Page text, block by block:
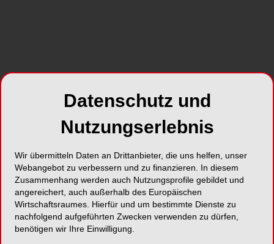
Datenschutz und
Nutzungserlebnis
Wir übermitteln Daten an Drittanbieter, die uns helfen, unser
Webangebot zu verbessern und zu finanzieren. In diesem
Zusammenhang werden auch Nutzungsprofile gebildet und
angereichert, auch außerhalb des Europäischen
Wirtschaftsraumes. Hierfür und um bestimmte Dienste zu
nachfolgend aufgeführten Zwecken verwenden zu dürfen,
benötigen wir Ihre Einwilligung.